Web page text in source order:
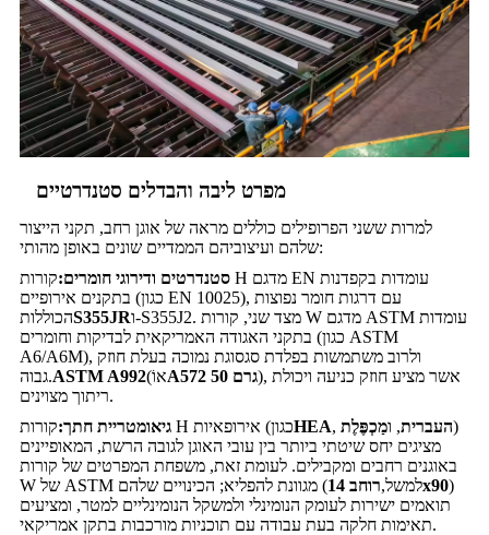
מפרט ליבה והבדלים סטנדרטיים
למרות ששני הפרופילים כוללים מראה של אוגן רחב, תקני הייצור
שלהם ועיצוביהם הממדיים שונים באופן מהותי:
סטנדרטים ודירוגי חומרים:קורות H מדגם EN עומדות בקפדנות
בתקנים אירופיים (כגון EN 10025), עם דרגות חומר נפוצות
הכוללותS355JRו-S355J2. מצד שני, קורות W מדגם ASTM עומדות
בתקני האגודה האמריקאית לבדיקות וחומרים (כגון ASTM
A6/A6M), ולרוב משתמשות בפלדת סגסוגת נמוכה בעלת חוזק
גבוה.ASTM A992 (אוֹ A572 גרם 50), אשר מציע חוזק כניעה ויכולת
ריתוך מצוינים.
גיאומטריית חתך:
קורות H אירופאיות (כגוןHEA, העברית, ומַכְפֶּלֶת
)
מציגים יחס שיטתי ביותר בין עובי האוגן לגובה הרשת, המאופיינים
באוגנים רחבים ומקבילים. לעומת זאת, משפחת המפרטים של קורות
W של ASTM מגוונת להפליא; הכינויים שלהם (למשל,רוחב 14x90)
תואמים ישירות לעומק הנומינלי ולמשקל הנומינליים למטר, ומציעים
תאימות חלקה בעת עבודה עם תוכניות מורכבות בתקן אמריקאי.